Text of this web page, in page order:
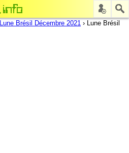
Lune Brésil Décembre 2021 › Lune Brésil